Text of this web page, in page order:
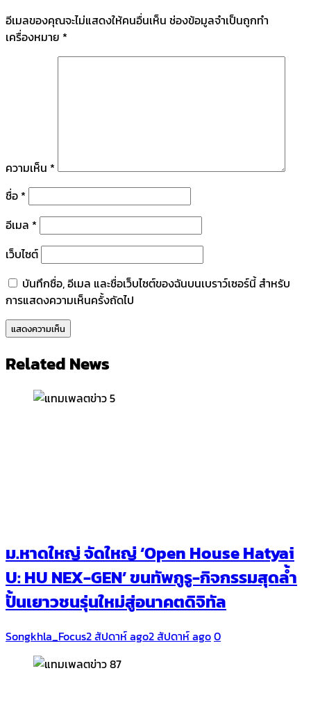
อีเมลของคุณจะไม่แสดงให้คนอื่นเห็น ช่องข้อมูลจำเป็นถูกทำ
เครื่องหมาย *
ความเห็น *
ชื่อ *
อีเมล *
เว็บไซต์
บันทึกชื่อ, อีเมล และชื่อเว็บไซต์ของฉันบนเบราว์เซอร์นี้ สำหรับ
การแสดงความเห็นครั้งถัดไป
Related News
ม.หาดใหญ่ จัดใหญ่ ‘Open House Hatyai
U: HU NEX-GEN’ ขนทัพกูรู-กิจกรรมสุดล้ำ
ปั้นเยาวชนรุ่นใหม่สู่อนาคตดิจิทัล
Songkhla_Focus2 สัปดาห์ ago2 สัปดาห์ ago0